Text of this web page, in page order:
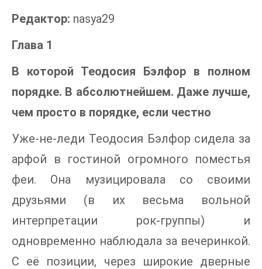
Редактор: nasya29
Глава 1
В которой Теодосия Бэлфор в полном
порядке. В абсолютнейшем. Даже лучше,
чем просто в порядке, если честно
Уже-не-леди Теодосия Бэлфор сидела за
арфой в гостиной огромного поместья
феи. Она музицировала со своими
друзьями (в их весьма вольной
интерпретации рок-группы) и
одновременно наблюдала за вечеринкой.
С её позиции, через широкие дверные